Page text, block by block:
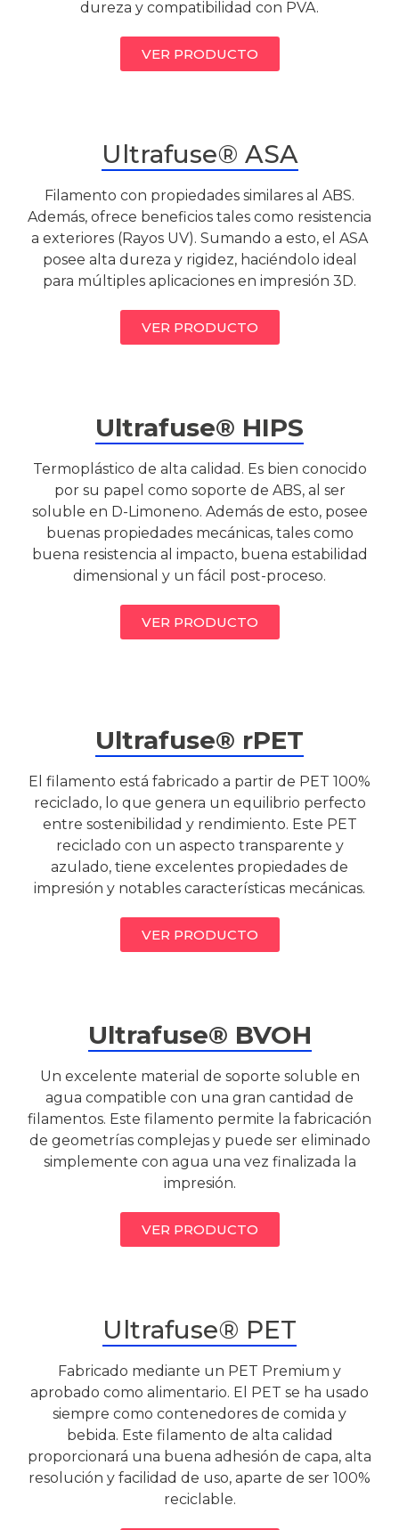
dureza y compatibilidad con PVA.
VER PRODUCTO
Ultrafuse® ASA
Filamento con propiedades similares al ABS.
Además, ofrece beneficios tales como resistencia
a exteriores (Rayos UV). Sumando a esto, el ASA
posee alta dureza y rigidez, haciéndolo ideal
para múltiples aplicaciones en impresión 3D.
VER PRODUCTO
Ultrafuse® HIPS
Termoplástico de alta calidad. Es bien conocido
por su papel como soporte de ABS, al ser
soluble en D-Limoneno. Además de esto, posee
buenas propiedades mecánicas, tales como
buena resistencia al impacto, buena estabilidad
dimensional y un fácil post-proceso.
VER PRODUCTO
Ultrafuse® rPET
El filamento está fabricado a partir de PET 100%
reciclado, lo que genera un equilibrio perfecto
entre sostenibilidad y rendimiento. Este PET
reciclado con un aspecto transparente y
azulado, tiene excelentes propiedades de
impresión y notables características mecánicas.
VER PRODUCTO
Ultrafuse® BVOH
Un excelente material de soporte soluble en
agua compatible con una gran cantidad de
filamentos. Este filamento permite la fabricación
de geometrías complejas y puede ser eliminado
simplemente con agua una vez finalizada la
impresión.
VER PRODUCTO
Ultrafuse® PET
Fabricado mediante un PET Premium y
aprobado como alimentario. El PET se ha usado
siempre como contenedores de comida y
bebida. Este filamento de alta calidad
proporcionará una buena adhesión de capa, alta
resolución y facilidad de uso, aparte de ser 100%
reciclable.